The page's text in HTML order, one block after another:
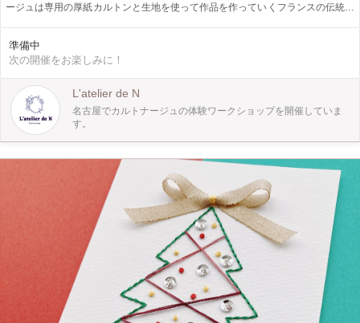
ージュは専用の厚紙カルトンと生地を使って作品を作っていくフランスの伝統工
バティとベルギーLibecoリベコのヨーロピアンファブリックです。 ーーーーー
ーーーーーーーーーーーーーーー☆ こんな方におすすめのワークショップで
ブリックがお好きな方 ♡ハンドメイド、クラフト、工作がお好きな方 会場に託
児施設がございます。必要な方は事前に直接ご予約していただければ利用出来ま
す。 初めての方もご経験のある方も楽しめるワークショップです。 是非ご参加
下さい。
準備中
次の開催をお楽しみに！
L'atelier de N
名古屋でカルトナージュの体験ワークショップを開催していま
す。